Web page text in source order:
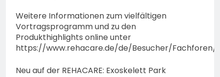
Weitere Informationen zum vielfältigen
Vortragsprogramm und zu den
Produkthighlights online unter
https://www.rehacare.de/de/Besucher/Fachforen/
Neu auf der REHACARE: Exoskelett Park